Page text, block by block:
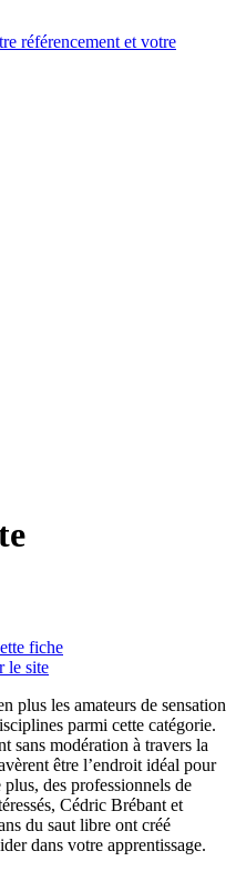
fiche
le site
plus les amateurs de sensation
parmi cette catégorie.
sans modération à travers la
être l’endroit idéal pour
des professionnels de
Cédric Brébant et
du saut libre ont créé
dans votre apprentissage.